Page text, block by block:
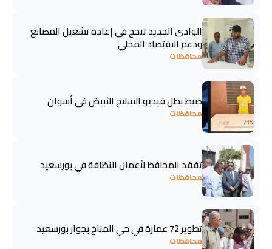
الوادي الجديد تنجح في إعادة تشغيل المصانع
ودعم الاقتصاد المحلي
محافظات
ضبط بطل فيديو السلاح الأبيض في أسوان
محافظات
تفقد المحافظ لأعمال النظافة في بورسعيد
محافظات
تطوير 72 عمارة في حي المناخ بجوار بورسعيد
محافظات